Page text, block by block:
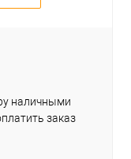
наличными
заказ